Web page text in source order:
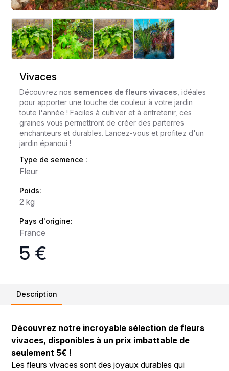
Vivaces
Découvrez nos semences de fleurs vivaces , idéales
pour apporter une touche de couleur à votre jardin
toute l'année ! Faciles à cultiver et à entretenir, ces
graines vous permettront de créer des parterres
enchanteurs et durables. Lancez-vous et profitez d'un
jardin épanoui !
Type de semence :
Fleur
Poids:
2 kg
Pays d'origine:
France
5 €
Description
Découvrez notre incroyable sélection de fleurs
vivaces, disponibles à un prix imbattable de
seulement 5€ !
Les fleurs vivaces sont des joyaux durables qui